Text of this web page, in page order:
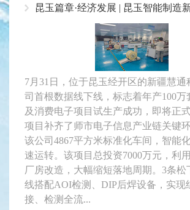
7月31日，位于昆玉经开区的新疆慧通
司首根数据线下线，标志着年产100万
及消费电子项目试生产成功，即将正
项目补齐了师市电子信息产业链关键
该公司4867平方米标准化车间，智能
速运转。该项目总投资7000万元，利
厂房改造，大幅缩短落地周期。3条松
线搭配AOI检测、DIP后焊设备，实现
接、检测全流...